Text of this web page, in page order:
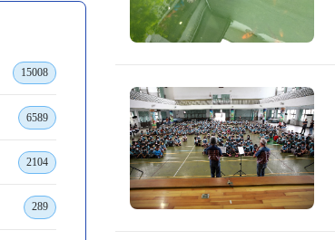
15008
6589
2104
289